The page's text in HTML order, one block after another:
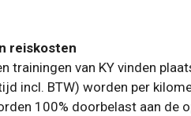
reiskosten
trainingen van KY vinden
incl. BTW) worden per
100% doorbelast aan de